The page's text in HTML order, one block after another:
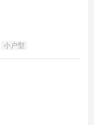
小户型